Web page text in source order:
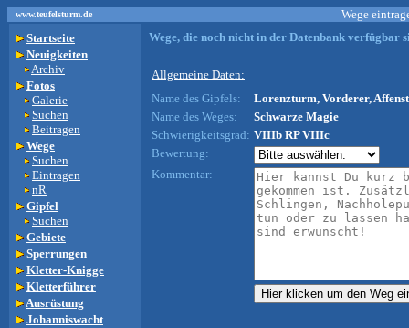
www.teufelsturm.de
Wege
Startseite
Neuigkeiten
Archiv
Fotos
Galerie
Suchen
Beitragen
Wege
Suchen
Eintragen
nR
Gipfel
Suchen
Gebiete
Sperrungen
Kletter-Knigge
Kletterführer
Ausrüstung
Johanniswacht
Wege, die noch nicht in der Datenbank verfügbar
Allgemeine Daten:
Name des Gipfels:
Lorenzturm, Vorderer,
Name des Weges:
Schwarze Magie
Schwierigkeitsgrad: VIIIb RP VIIIc
Bewertung:
Kommentar: